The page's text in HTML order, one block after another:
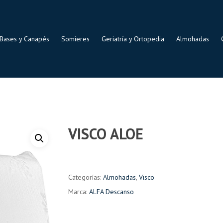
Bases y Canapés Somieres Geriatría y Ortopedia Almohadas
VISCO ALOE
Categorías: Almohadas, Visco
Marca: ALFA Descanso